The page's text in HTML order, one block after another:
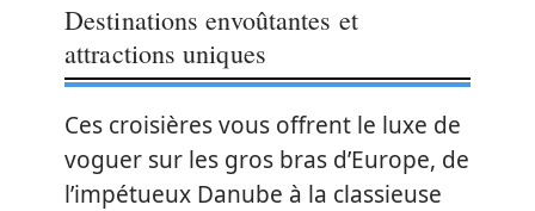
Destinations envoûtantes et
attractions uniques
Ces croisières vous offrent le luxe de
voguer sur les gros bras d’Europe, de
l’impétueux Danube à la classieuse